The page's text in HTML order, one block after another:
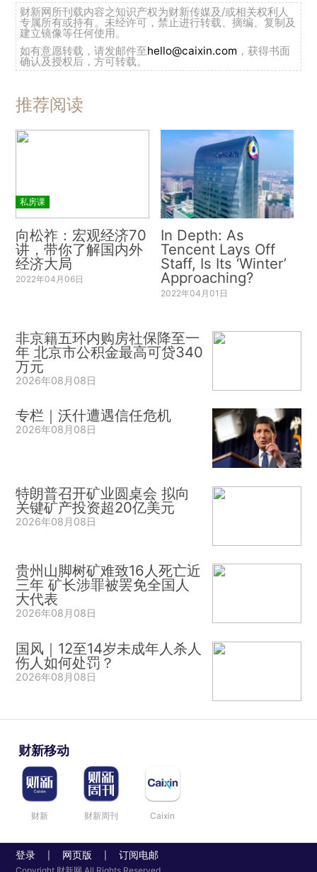
财新网所刊载内容之知识产权为财新传媒及/或相关权利人
专属所有或持有。未经许可，禁止进行转载、摘编、复制及
建立镜像等任何使用。
如有意愿转载，请发邮件至hello@caixin.com ，获得书面
确认及授权后，方可转载。
推荐阅读
私房课
向松祚：宏观经济70
讲，带你了解国内外
经济大局
2022年04月06日
In Depth: As
Tencent Lays Off
Staff, Is Its ‘Winter’
Approaching?
2022年04月01日
非京籍五环内购房社保降至一
年 北京市公积金最高可贷340
万元
2026年08月08日
专栏｜沃什遭遇信任危机
2026年08月08日
特朗普召开矿业圆桌会 拟向
关键矿产投资超20亿美元
2026年08月08日
贵州山脚树矿难致16人死亡近
三年 矿长涉罪被罢免全国人
大代表
2026年08月08日
国风｜12至14岁未成年人杀人
伤人如何处罚？
2026年08月08日
财新移动
财新 财新周刊 Caixin
登录 网页版 订阅电邮